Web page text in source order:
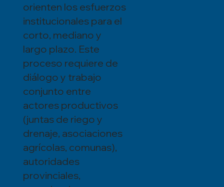
orienten los esfuerzos
institucionales para el
corto, mediano y
largo plazo. Este
proceso requiere de
diálogo y trabajo
conjunto entre
actores productivos
(juntas de riego y
drenaje, asociaciones
agrícolas, comunas),
autoridades
provinciales,